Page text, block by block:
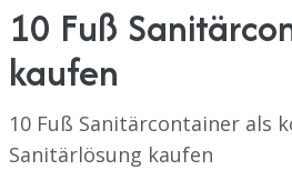
10 Fuß
kaufen
10 Fuß Sanitärcontainer als
Sanitärlösung kaufen